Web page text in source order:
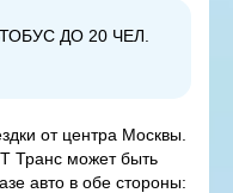
ДО 20 ЧЕЛ.
от центра Москвы.
Транс может быть
авто в обе стороны: